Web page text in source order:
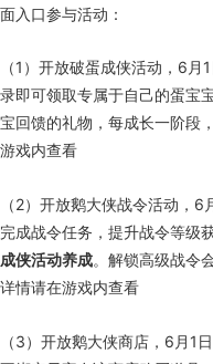
面入口参与活动：
（1）开放破蛋成侠活动，6
录即可领取专属于自己的蛋宝
宝回馈的礼物，每成长一阶段，
游戏内查看
（2）开放鹅大侠战令活动
完成战令任务，提升战令等级
成侠活动养成。解锁高级战令
详情请在游戏内查看
（3）开放鹅大侠商店，6月